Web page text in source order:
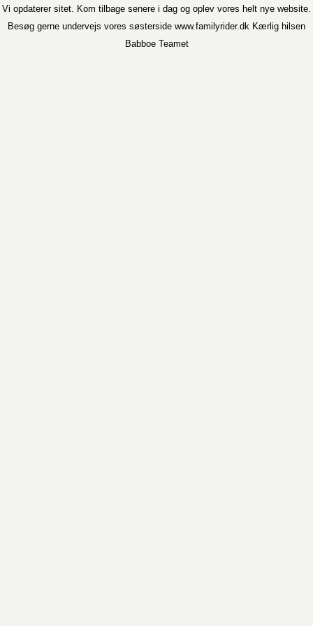
Vi opdaterer sitet. Kom tilbage senere i dag og oplev vores helt nye website.
Besøg gerne undervejs vores søsterside www.familyrider.dk Kærlig hilsen
Babboe Teamet